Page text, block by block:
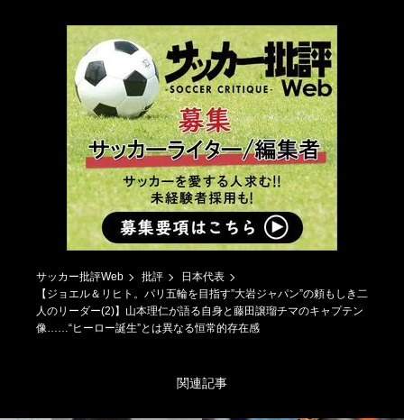
サッカー批評Web 批評
日本代表
【ジョエル＆リヒト。パリ五輪を目指す”大岩ジャパン”の頼もしき二
人のリーダー(2)】山本理仁が語る自身と藤田譲瑠チマのキャプテン
像……“ヒーロー誕生”とは異なる恒常的存在感
関連記事